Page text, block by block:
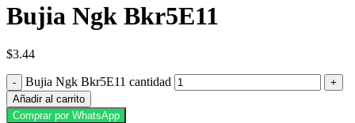
Bujia Ngk Bkr5E11
$3.44
Bujia Ngk Bkr5E11 cantidad
Añadir al carrito
Comprar por WhatsApp